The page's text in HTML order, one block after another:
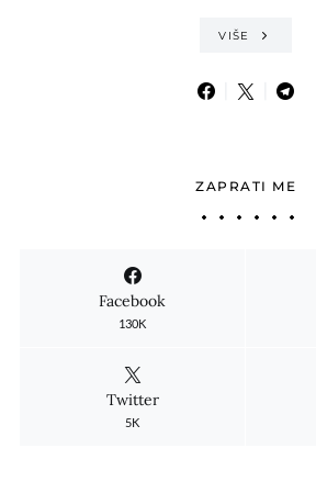
VIŠE
ZAPRATI ME
Facebook
130K
Twitter
5K